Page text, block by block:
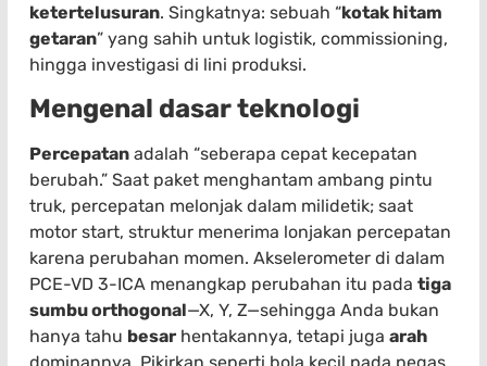
ketertelusuran. Singkatnya: sebuah “kotak hitam
getaran” yang sahih untuk logistik, commissioning,
hingga investigasi di lini produksi.
Mengenal dasar teknologi
Percepatan adalah “seberapa cepat kecepatan
berubah.” Saat paket menghantam ambang pintu
truk, percepatan melonjak dalam milidetik; saat
motor start, struktur menerima lonjakan percepatan
karena perubahan momen. Akselerometer di dalam
PCE-VD 3-ICA menangkap perubahan itu pada tiga
sumbu orthogonal—X, Y, Z—sehingga Anda bukan
hanya tahu besar hentakannya, tetapi juga arah